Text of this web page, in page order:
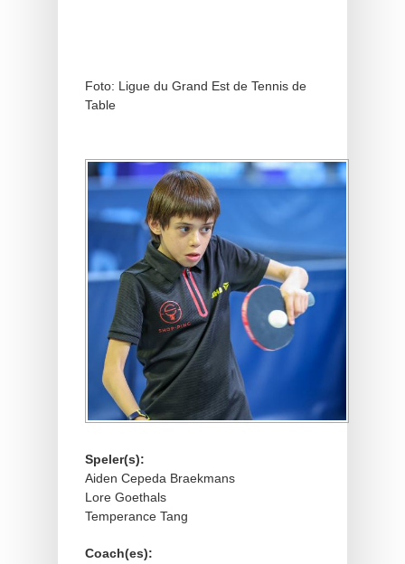
Foto: Ligue du Grand Est de Tennis de
Table
Speler(s):
Aiden Cepeda Braekmans
Lore Goethals
Temperance Tang
Coach(es):